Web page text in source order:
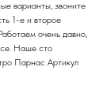
варианты, звоните
1-е и второе
очень давно,
Наше сто
Парнас Артикул